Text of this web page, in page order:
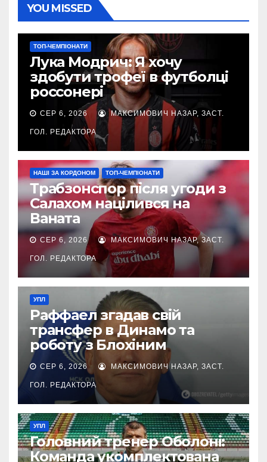
YOU MISSED
ТОП-ЧЕМПІОНАТИ
Лука Модрич: Я хочу
здобути трофеї в футболці
россонері
СЕР 6, 2026 МАКСИМОВИЧ НАЗАР, ЗАСТ.
ГОЛ. РЕДАКТОРА
НАШІ ЗА КОРДОНОМ ТОП-ЧЕМПІОНАТИ
Трабзонспор після угоди з
Салахом націлився на
Ваната
СЕР 6, 2026 МАКСИМОВИЧ НАЗАР, ЗАСТ.
ГОЛ. РЕДАКТОРА
УПЛ
Раффаел згадав свій
трансфер в Динамо та
роботу з Блохіним
СЕР 6, 2026 МАКСИМОВИЧ НАЗАР, ЗАСТ.
ГОЛ. РЕДАКТОРА
УПЛ
Головний тренер Оболоні:
Команда укомплектована